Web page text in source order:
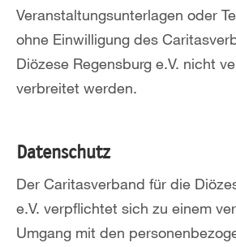
Veranstaltungsunterlagen oder
ohne Einwilligung des
Diözese Regensburg e.V. nicht
verbreitet werden.
Datenschutz
Der Caritasverband für die
e.V. verpflichtet sich zu einem
Umgang mit den